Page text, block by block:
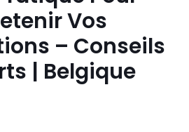
Vos
– Conseils
| Belgique